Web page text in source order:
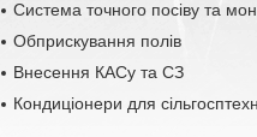
Система точного посіву та
Обприскування полів
Внесення КАСу та СЗ
Кондиціонери для